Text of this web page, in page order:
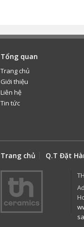
Tổng quan
Trang chủ
Giới thiệu
Liên hệ
Tin tức
Trang chủ Q.T Đặt